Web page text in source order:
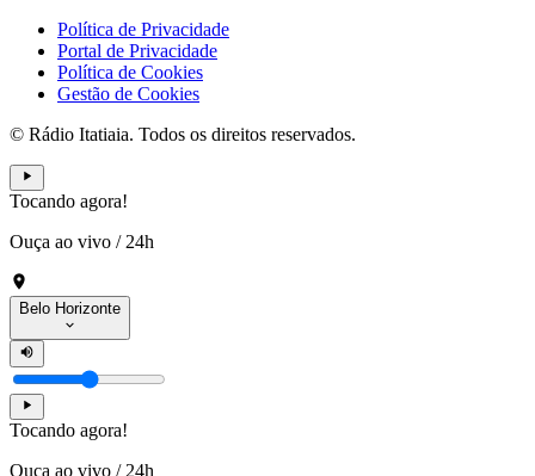
Política de Privacidade
Portal de Privacidade
Política de Cookies
Gestão de Cookies
© Rádio Itatiaia. Todos os direitos reservados.
Tocando agora!
Ouça ao vivo / 24h
Belo Horizonte
Tocando agora!
Ouça ao vivo / 24h